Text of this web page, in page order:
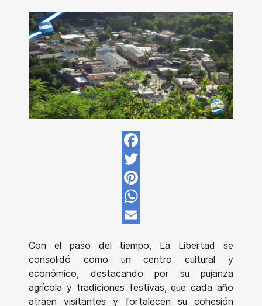
Facebook
Twitter
Pinterest
WhatsApp
Con el paso del tiempo, La Libertad se
consolidó como un centro cultural y
económico, destacando por su pujanza
agrícola y tradiciones festivas, que cada año
atraen visitantes y fortalecen su cohesión